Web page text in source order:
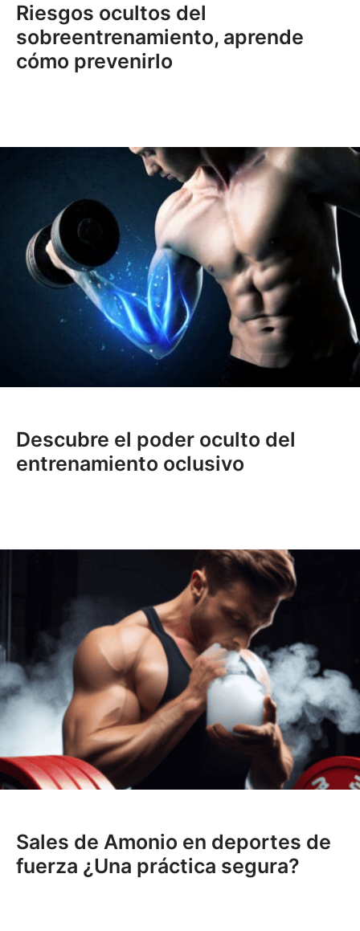
Riesgos ocultos del
sobreentrenamiento, aprende
cómo prevenirlo
Descubre el poder oculto del
entrenamiento oclusivo
Sales de Amonio en deportes de
fuerza ¿Una práctica segura?